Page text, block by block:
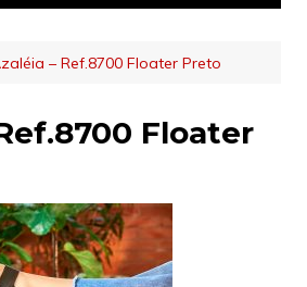
– Ref.8700 Floater Preto
Floater